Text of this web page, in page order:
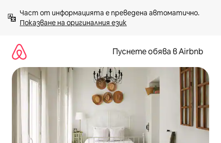
към
съдържанието
Показване на оригиналния език
Пуснете обява в Airbnb